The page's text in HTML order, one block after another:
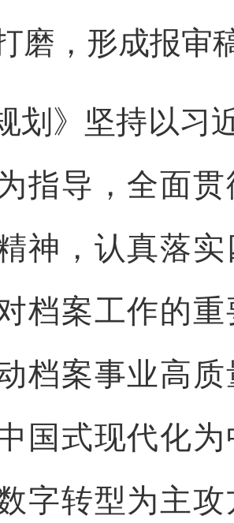
磨，形成报审
划》坚持以习
指导，全面
神，认真落
档案工作的
档案事业高
国式现代化
字转型为主